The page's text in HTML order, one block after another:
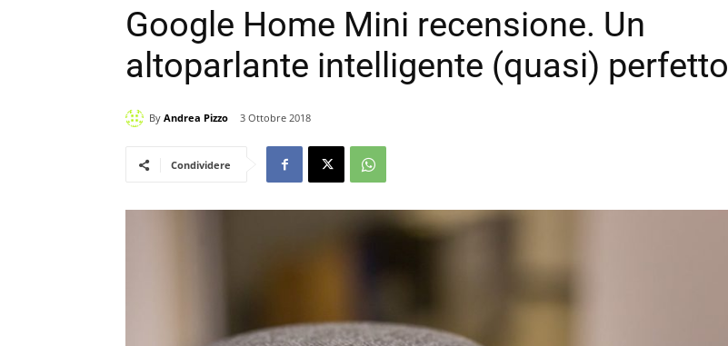
Google Home Mini recensione. Un
altoparlante intelligente (quasi) perfetto
By Andrea Pizzo 3 Ottobre 2018
Condividere